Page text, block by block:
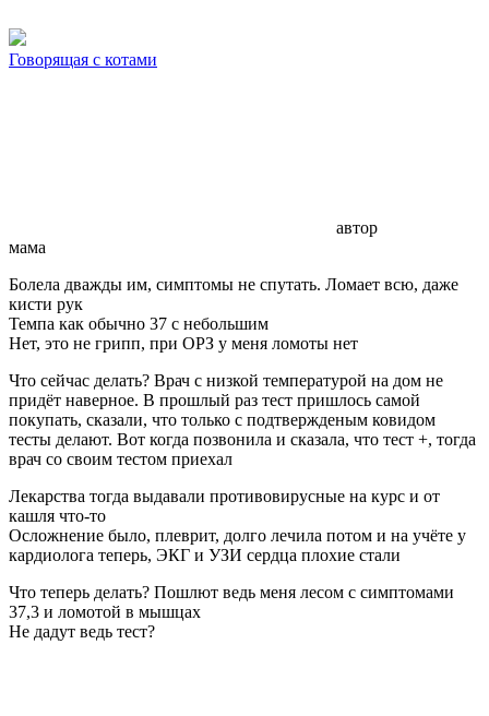
Говорящая с котами
автор
мама
Болела дважды им, симптомы не спутать. Ломает всю, даже
кисти рук
Темпа как обычно 37 с небольшим
Нет, это не грипп, при ОРЗ у меня ломоты нет
Что сейчас делать? Врач с низкой температурой на дом не
придёт наверное. В прошлый раз тест пришлось самой
покупать, сказали, что только с подтвержденым ковидом
тесты делают. Вот когда позвонила и сказала, что тест +, тогда
врач со своим тестом приехал
Лекарства тогда выдавали противовирусные на курс и от
кашля что-то
Осложнение было, плеврит, долго лечила потом и на учёте у
кардиолога теперь, ЭКГ и УЗИ сердца плохие стали
Что теперь делать? Пошлют ведь меня лесом с симптомами
37,3 и ломотой в мышцах
Не дадут ведь тест?